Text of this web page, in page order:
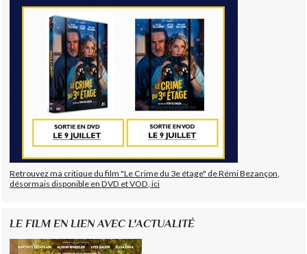
Retrouvez ma critique du film "Le Crime du 3e étage" de Rémi Bezançon,
désormais disponible en DVD et VOD, ici
LE FILM EN LIEN AVEC L'ACTUALITÉ